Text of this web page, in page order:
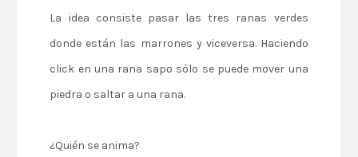
La idea consiste pasar las tres ranas verdes
donde están las marrones y viceversa. Haciendo
click en una rana sapo sólo se puede mover una
piedra o saltar a una rana.
¿Quién se anima?